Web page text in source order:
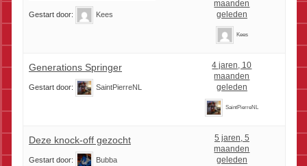
Gestart door: Kees
maanden
geleden
Kees
Generations Springer
Gestart door: SaintPierreNL
4 jaren, 10
maanden
geleden
SaintPierreNL
Deze knock-off gezocht
Gestart door: Bubba
5 jaren, 5
maanden
geleden